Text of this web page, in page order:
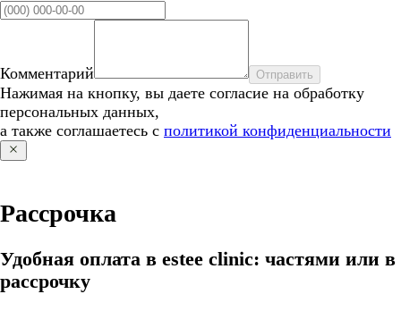
Комментарий Отправить
Нажимая на кнопку, вы даете согласие на обработку
персональных данных,
а также соглашаетесь с политикой конфиденциальности
Рассрочка
Удобная оплата в estee clinic: частями или в
рассрочку